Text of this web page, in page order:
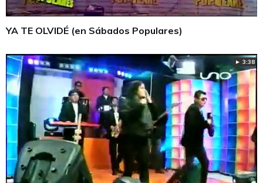
YA TE OLVIDÉ (en Sábados Populares)
► 3:38